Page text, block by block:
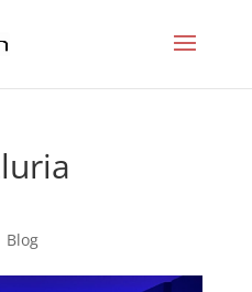
Blog